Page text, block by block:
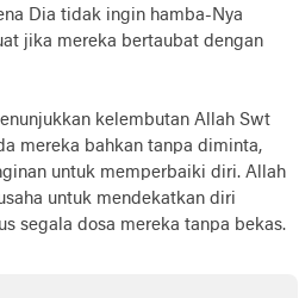
Dia tidak ingin hamba-Nya
jika mereka bertaubat dengan
kelembutan Allah Swt
mereka bahkan tanpa diminta,
untuk memperbaiki diri. Allah
untuk mendekatkan diri
segala dosa mereka tanpa bekas.